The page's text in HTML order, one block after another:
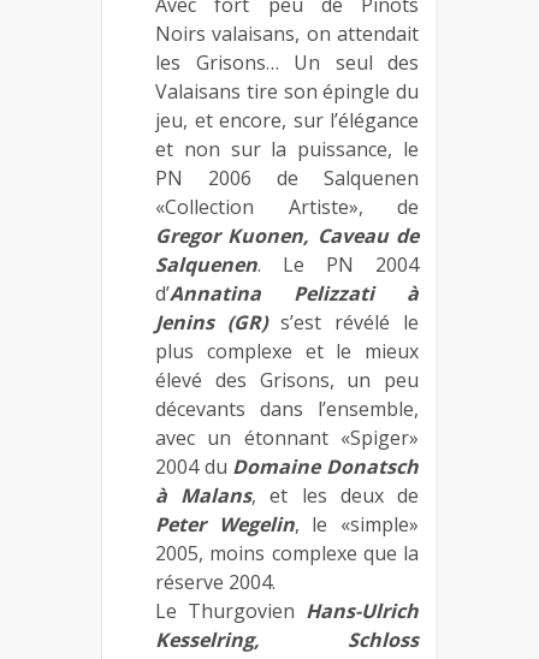
Noirs valaisans, on attendait
les Grisons… Un seul des
Valaisans tire son épingle du
jeu, et encore, sur l’élégance
et non sur la puissance, le
PN 2006 de Salquenen
«Collection Artiste», de
Gregor Kuonen, Caveau de
Salquenen. Le PN 2004
d’Annatina Pelizzati à
Jenins (GR) s’est révélé le
plus complexe et le mieux
élevé des Grisons, un peu
décevants dans l’ensemble,
avec un étonnant «Spiger»
2004 du Domaine Donatsch
à Malans, et les deux de
Peter Wegelin, le «simple»
2005, moins complexe que la
réserve 2004.
Le Thurgovien Hans-Ulrich
Kesselring, Schloss